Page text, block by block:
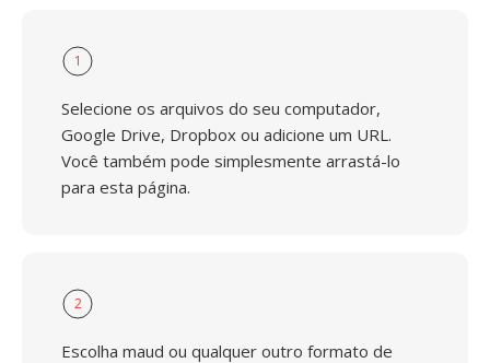
1
Selecione os arquivos do seu computador,
Google Drive, Dropbox ou adicione um URL.
Você também pode simplesmente arrastá-lo
para esta página.
2
Escolha maud ou qualquer outro formato de